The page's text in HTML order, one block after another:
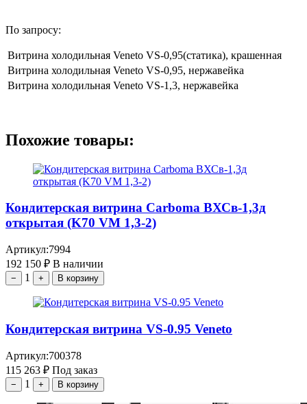
По запросу:
Витрина холодильная Veneto VS-0,95(статика), крашенная
Витрина холодильная Veneto VS-0,95, нержавейка
Витрина холодильная Veneto VS-1,3, нержавейка
Похожие товары:
Кондитерская витрина Carboma ВХСв-1,3д
открытая (K70 VM 1,3-2)
Артикул:7994
192 150 ₽ В наличии
− 1 + В корзину
Кондитерская витрина VS-0.95 Veneto
Артикул:700378
115 263 ₽ Под заказ
− 1 + В корзину